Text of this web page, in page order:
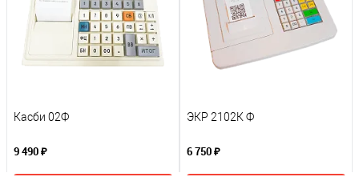
Касби 02Ф
9 490 ₽
ЭКР 2102К Ф
6 750 ₽